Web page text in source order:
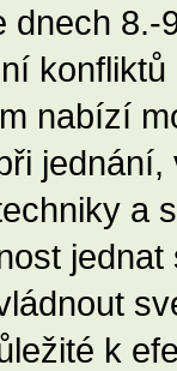
dnech 8.-
nabízí
a
k